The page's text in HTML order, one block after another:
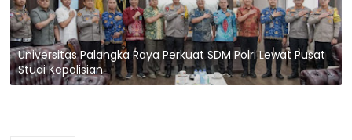
Universitas Palangka Raya Perkuat SDM Polri Lewat Pusat
Studi Kepolisian